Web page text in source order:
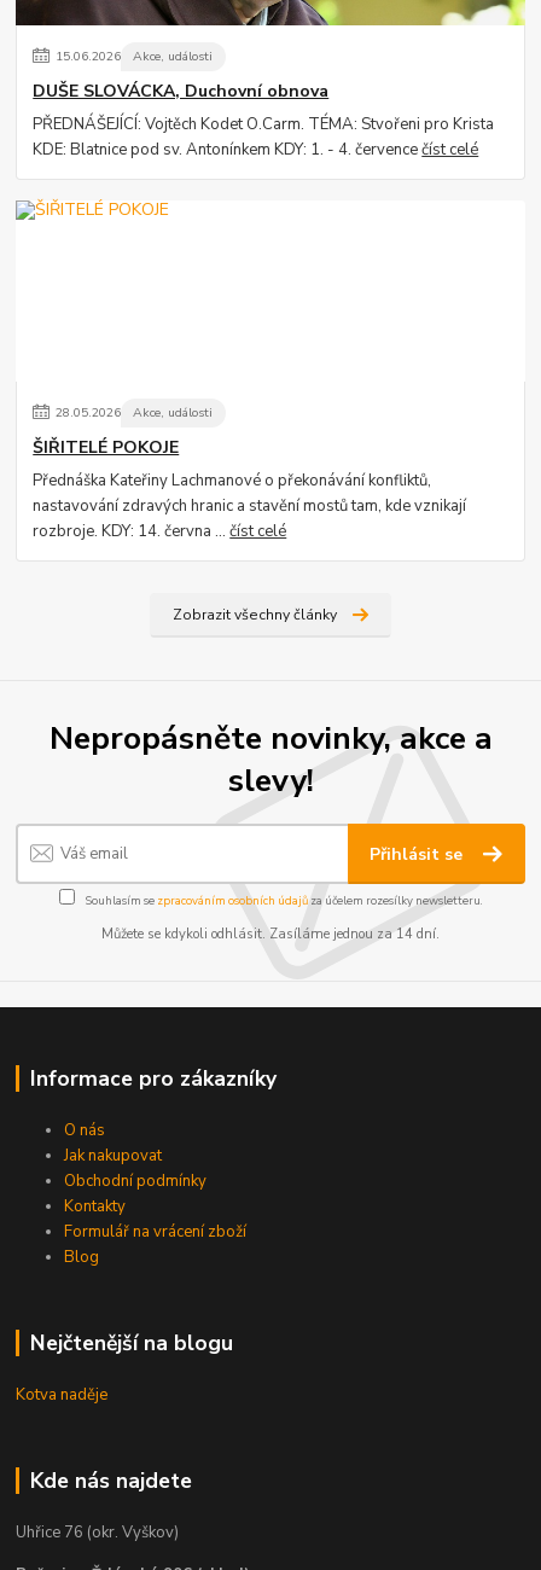
15.06.2026 Akce, události
DUŠE SLOVÁCKA, Duchovní obnova
PŘEDNÁŠEJÍCÍ: Vojtěch Kodet O.Carm. TÉMA: Stvořeni pro Krista
KDE: Blatnice pod sv. Antonínkem KDY: 1. - 4. červencečíst celé
28.05.2026 Akce, události
ŠIŘITELÉ POKOJE
Přednáška Kateřiny Lachmanové o překonávání konfliktů,
nastavování zdravých hranic a stavění mostů tam, kde vznikají
rozbroje. KDY: 14. června ...číst celé
Zobrazit všechny články
Nepropásněte novinky, akce a
slevy!
Přihlásit se
Souhlasím se zpracováním osobních údajůza účelem rozesílky newsletteru.
Můžete se kdykoli odhlásit. Zasíláme jednou za 14 dní.
Informace pro zákazníky
O nás
Jak nakupovat
Obchodní podmínky
Kontakty
Formulář na vrácení zboží
Blog
Nejčtenější na blogu
Kotva naděje
Kde nás najdete
Uhřice 76 (okr. Vyškov)